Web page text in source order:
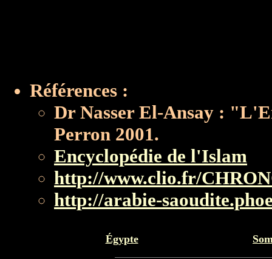
Références :
Dr Nasser El-Ansay :
Perron 2001.
Encyclopédie de l'Islam
http://www.clio.fr/
http://arabie-
Égypte